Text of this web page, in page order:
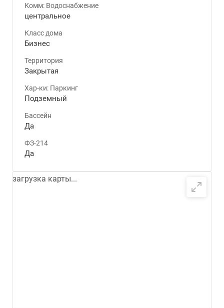
Комм: Водоснабжение
центральное
Класс дома
Бизнес
Территория
Закрытая
Хар-ки: Паркинг
Подземный
Бассейн
Да
ФЗ-214
Да
загрузка карты...